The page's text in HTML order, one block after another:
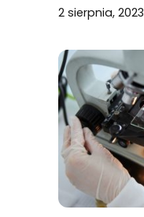
2 sierpnia, 2023